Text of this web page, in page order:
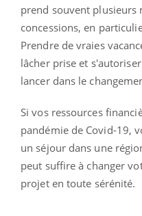
prend souvent plusieurs
concessions, en
Prendre de vraies
lâcher prise et
lancer dans le
Si vos ressources
pandémie de Covid-19,
un séjour dans une
peut suffire à changer
projet en toute sérénité.